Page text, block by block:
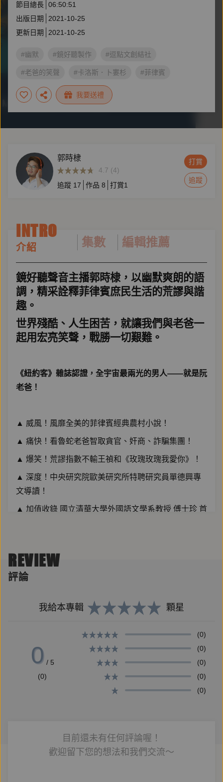
節目總長 06:50:51
出版日期
2021-10-25
更新日期
2021-10-25
#幽默 #鏡好聽製作 #逗點文創結社
#老爸的笑聲 #卡洛斯．卜婁杉 #菲律賓
我要送禮
郭時棣
4.7 (4)
追蹤 17 作品 8 打賞1
打賞
追蹤
INTRO
介紹 集數 編輯推薦
鏡好聽聲音主播郭時棣，以幽默爽朗的語
調，精采詮釋菲律賓庶民生活的荒謬與諧
趣。
世界殘酷、人生困苦，就讓我們與老爸一
起用宏亮笑聲，戰勝一切艱難。
《紐約客》雜誌認證，全宇宙最兩光的男人——就是阮
老爸！
▲ 威風！風靡全美的菲律賓經典農村小說！
▲ 痛快！看魯蛇老爸智取貪官、奸商、詐騙集團！
▲ 爆笑！荒謬指數不輸王禎和《玫瑰玫瑰我愛你》！
▲ 深度！中央研究院歐美研究所特聘研究員單德興專
文導讀！
▲ 加值收錄 國立清華大學外國語文學系教授 傅士珍 首
早安，臺灣的朋友們，你們聽過呂宋島嗎？
我們家住在呂宋島的鄉下，大家平日不是種田就是賭
如果你來玩，我可以帶你去騎牛、看鬥雞，超刺激的！
故事發生在菲律賓呂宋島，一個旱災水災蝗災從未間斷
的農村……
老媽是職業哭喪師（你們的孝女白瓊？），生氣就拿老
REVIEW
評論
我給本專輯 顆星
0 / 5
(0)
(0)
(0)
(0)
(0)
(0)
目前還未有任何評論喔！
歡迎留下您的想法和我們交流～